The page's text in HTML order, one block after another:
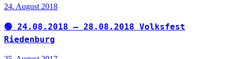
24. August 2018
🟢 24.08.2018 – 28.08.2018 Volksfest
Riedenburg